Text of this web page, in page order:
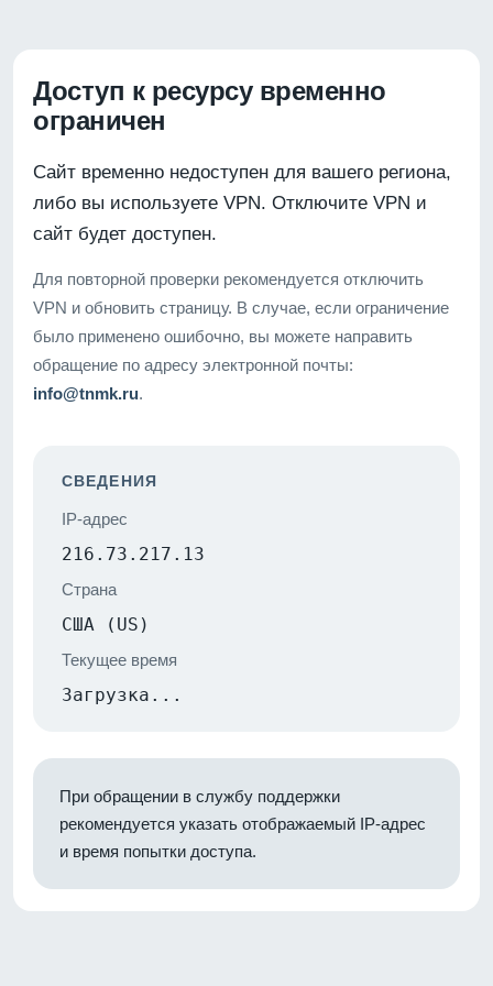
Доступ к ресурсу временно
ограничен
Сайт временно недоступен для вашего региона,
либо вы используете VPN. Отключите VPN и
сайт будет доступен.
Для повторной проверки рекомендуется отключить
VPN и обновить страницу. В случае, если ограничение
было применено ошибочно, вы можете направить
обращение по адресу электронной почты:
info@tnmk.ru.
СВЕДЕНИЯ
IP-адрес
216.73.217.13
Страна
США (US)
Текущее время
Загрузка...
При обращении в службу поддержки
рекомендуется указать отображаемый IP-адрес
и время попытки доступа.